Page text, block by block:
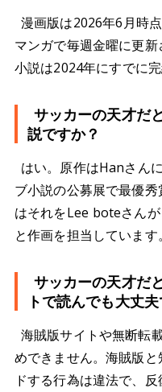
漫画版は2026年6月時
マンガで毎週金曜に更
小説は2024年にすでに完
サッカーの天才だ
説ですか？
はい。原作はHanさん
ブ小説の公募展で最優
はそれをLee boteさん
と作画を担当しています。
サッカーの天才だ
トで読んでも大丈
海賊版サイトや無断転
めできません。海賊版
ドする行為は違法で、